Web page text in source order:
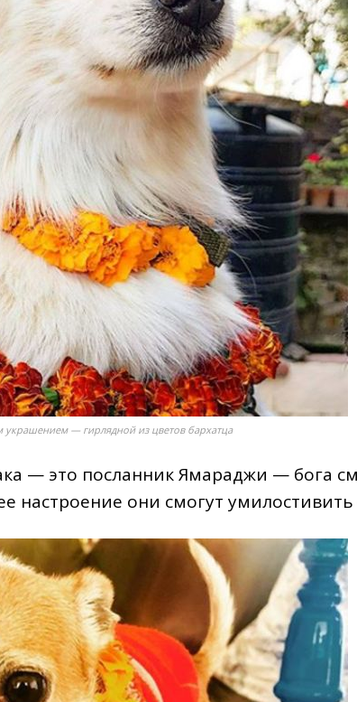
украшением — гирлядной из цветов бархатца
— это посланник Ямараджи — бога
настроение они смогут